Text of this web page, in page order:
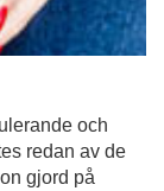
och
redan av de
gjord på